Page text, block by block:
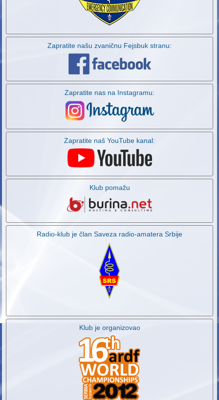
Zapratite našu zvaničnu Fejsbuk stranu:
Zapratite nas na Instagramu:
Zapratite naš YouTube kanal:
Klub pomažu
Radio-klub je član Saveza radio-amatera Srbije
Klub je organizovao